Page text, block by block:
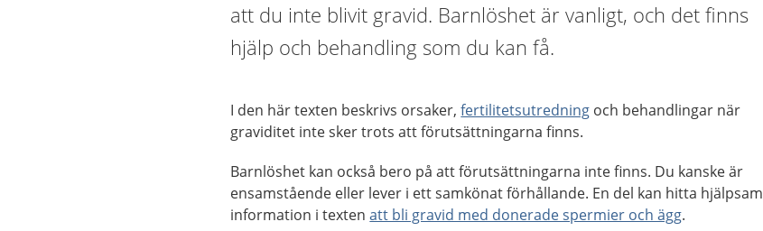
att du inte blivit gravid. Barnlöshet är vanligt, och det finns
hjälp och behandling som du kan få.
I den här texten beskrivs orsaker,fertilitetsutredning och behandlingar när
graviditet inte sker trots att förutsättningarna finns.
Barnlöshet kan också bero på att förutsättningarna inte finns. Du kanske är
ensamstående eller lever i ett samkönat förhållande. En del kan hitta hjälpsam
information i textenatt bli gravid med donerade spermier och ägg.